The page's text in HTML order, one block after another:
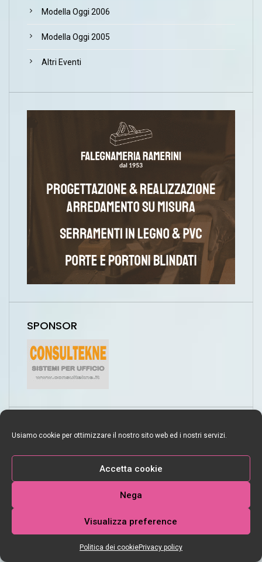
Usiamo cookie per ottimizzare il nostro sito web ed i nostri servizi.
Accetta cookie
Nega
Visualizza preference
Politica dei cookiePrivacy policy
Modella Oggi 2006
Modella Oggi 2005
Altri Eventi
SPONSOR
CONTATTI
NEW RADIO STAR Srl
Mobile Phone:
340 27 61 630
info@newradiostar.it